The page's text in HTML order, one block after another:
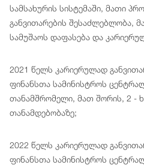
სამსახურის სისტემაში, მათი
განვითარების შესაძლებლობა,
სამუშაოს დაფასება და
2021 წელს კარიერულად
ფინანსთა სამინისტროს
თანამშრომელი, მათ შორის, 2 -
თანამდებობაზე;
2022 წელს კარიერულად
ფინანსთა სამინისტროს